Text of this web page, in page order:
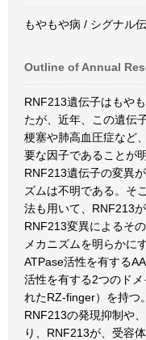
もやもや病 / シグナル
Outline of Annual
RNF213遺伝子はもや
たが、近年、この遺伝
梗塞や肺高血圧症など
要な因子であることが
RNF213遺伝子の変異
ズムは不明である。そ
法も用いて、RNF213
RNF213変異によるそ
メカニズムを明らかに
ATPase活性を有する
活性を有する2つのド
れたRZ-finger）を持つ
RNF213の発現抑制や
り、RNF213が、受容